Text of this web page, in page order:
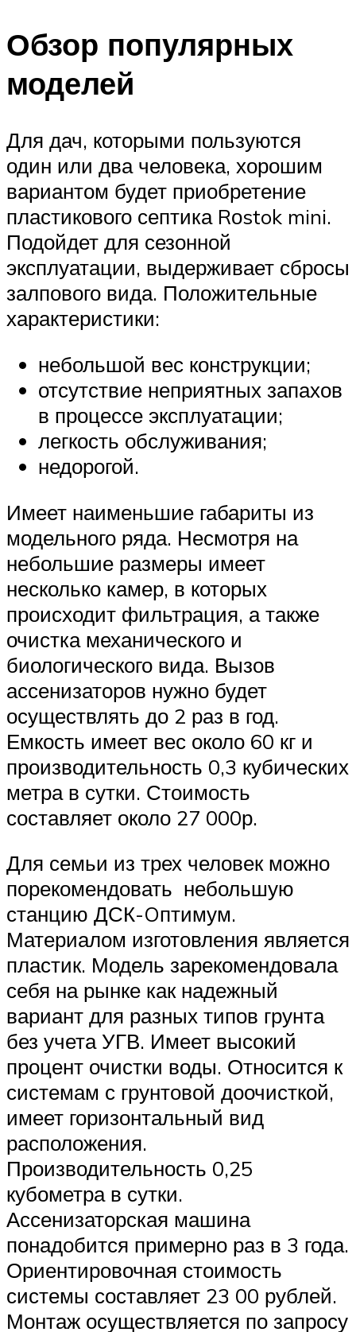
Обзор популярных
моделей
Для дач, которыми пользуются
один или два человека, хорошим
вариантом будет приобретение
пластикового септика Rоstok mini.
Подойдет для сезонной
эксплуатации, выдерживает сбросы
залпового вида. Положительные
характеристики:
небольшой вес конструкции;
отсутствие неприятных запахов
в процессе эксплуатации;
легкость обслуживания;
недорогой.
Имеет наименьшие габариты из
модельного ряда. Несмотря на
небольшие размеры имеет
несколько камер, в которых
происходит фильтрация, а также
очистка механического и
биологического вида. Вызов
ассенизаторов нужно будет
осуществлять до 2 раз в год.
Емкость имеет вес около 60 кг и
производительность 0,3 кубических
метра в сутки. Стоимость
составляет около 27 000р.
Для семьи из трех человек можно
порекомендовать небольшую
станцию ДСК-Oптимум.
Материалом изготовления является
пластик. Модель зарекомендовала
себя на рынке как надежный
вариант для разных типов грунта
без учета УГВ. Имеет высокий
процент очистки воды. Относится к
системам с грунтовой доочисткой,
имеет горизонтальный вид
расположения.
Производительность 0,25
кубометра в сутки.
Ассенизаторская машина
понадобится примерно раз в 3 года.
Ориентировочная стоимость
системы составляет 23 00 рублей.
Монтаж осуществляется по запросу